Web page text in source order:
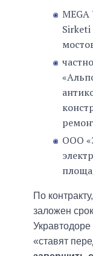
ООО
По
заложен
«ставят